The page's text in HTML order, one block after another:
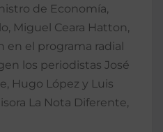
de Economía,
Miguel Ceara Hatton,
el programa radial
los periodistas José
Hugo López y Luis
La Nota Diferente,